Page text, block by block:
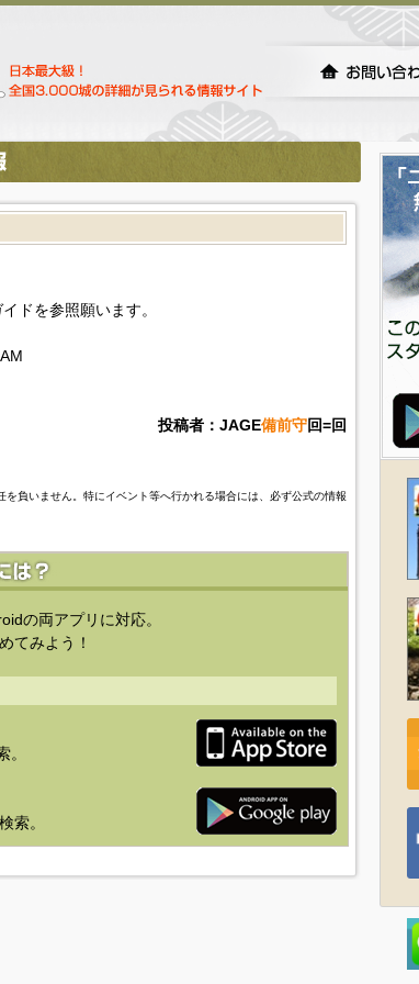
ドを参照願います。
投稿者：JAGE備前守回=回
負いません。特にイベント等へ行かれる場合には、必ず公式の情報
の両アプリに対応。
てみよう！
索。